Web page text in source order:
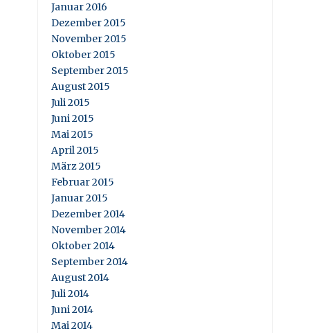
Januar 2016
Dezember 2015
November 2015
Oktober 2015
September 2015
August 2015
Juli 2015
Juni 2015
Mai 2015
April 2015
März 2015
Februar 2015
Januar 2015
Dezember 2014
November 2014
Oktober 2014
September 2014
August 2014
Juli 2014
Juni 2014
Mai 2014